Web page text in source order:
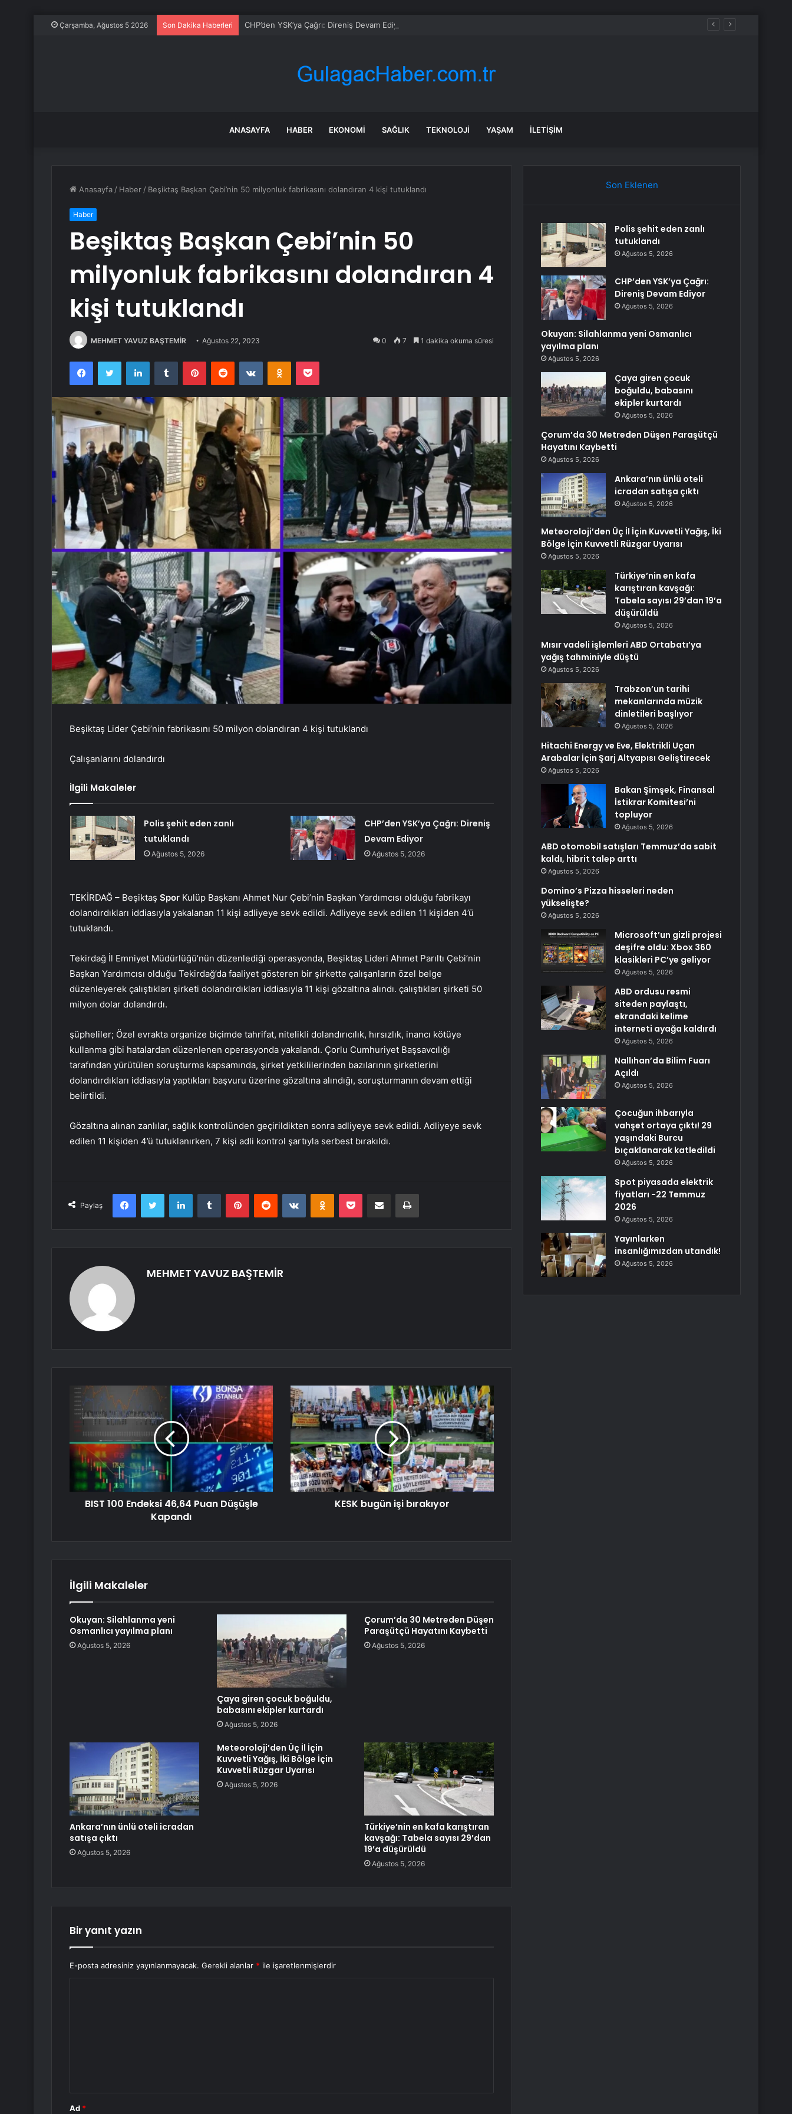
Çarşamba, Ağustos 5 2026 Son Dakika Haberleri CHP’den YSK’ya Çağrı: Direniş Devam Ediyor
ANASAYFA HABER EKONOMI SAĞLIK TEKNOLOJI YAŞAM İLETIŞIM
Anasayfa / Haber / Beşiktaş Başkan Çebi’nin 50 milyonluk fabrikasını dolandıran 4 kişi tutuklandı
Haber
Beşiktaş Başkan Çebi’nin 50
milyonluk fabrikasını dolandıran 4
kişi tutuklandı
MEHMET YAVUZ BAŞTEMİR Ağustos 22, 2023 0 7 1 dakika okuma süresi
FacebookTwitter LinkedInTumblr PinterestReddit VKontakteOdnoklassniki
Pocket
Beşiktaş Lider Çebi’nin fabrikasını 50 milyon dolandıran 4 kişi tutuklandı
Çalışanlarını dolandırdı
İlgili Makaleler
Polis şehit eden zanlı
tutuklandı
Ağustos 5, 2026
CHP’den YSK’ya Çağrı: Direniş
Devam Ediyor
Ağustos 5, 2026
TEKİRDAĞ – Beşiktaş Spor Kulüp Başkanı Ahmet Nur Çebi’nin Başkan Yardımcısı olduğu fabrikayı
dolandırdıkları iddiasıyla yakalanan 11 kişi adliyeye sevk edildi. Adliyeye sevk edilen 11 kişiden 4’ü
tutuklandı.
Tekirdağ İl Emniyet Müdürlüğü’nün düzenlediği operasyonda, Beşiktaş Lideri Ahmet Parıltı Çebi’nin
Başkan Yardımcısı olduğu Tekirdağ’da faaliyet gösteren bir şirkette çalışanların özel belge
düzenleyerek çalıştıkları şirketi dolandırdıkları iddiasıyla 11 kişi gözaltına alındı. çalıştıkları şirketi 50
milyon dolar dolandırdı.
şüpheliler; Özel evrakta organize biçimde tahrifat, nitelikli dolandırıcılık, hırsızlık, inancı kötüye
kullanma gibi hatalardan düzenlenen operasyonda yakalandı. Çorlu Cumhuriyet Başsavcılığı
tarafından yürütülen soruşturma kapsamında, şirket yetkililerinden bazılarının şirketlerini
dolandırdıkları iddiasıyla yaptıkları başvuru üzerine gözaltına alındığı, soruşturmanın devam ettiği
belirtildi.
Gözaltına alınan zanlılar, sağlık kontrolünden geçirildikten sonra adliyeye sevk edildi. Adliyeye sevk
edilen 11 kişiden 4’ü tutuklanırken, 7 kişi adli kontrol şartıyla serbest bırakıldı.
Paylaş
FacebookTwitter LinkedInTumblr PinterestReddit VKontakteOdnoklassniki
Pocket E-Posta ile paylaş Yazdır
MEHMET YAVUZ BAŞTEMİR
BIST 100 Endeksi 46,64 Puan Düşüşle
Kapandı
KESK bugün işi bırakıyor
İlgili Makaleler
Okuyan: Silahlanma yeni
Osmanlıcı yayılma planı
Ağustos 5, 2026
Çaya giren çocuk boğuldu,
babasını ekipler kurtardı
Ağustos 5, 2026
Çorum’da 30 Metreden Düşen
Paraşütçü Hayatını Kaybetti
Ağustos 5, 2026
Ankara’nın ünlü oteli icradan
satışa çıktı
Ağustos 5, 2026
Meteoroloji’den Üç İl İçin
Kuvvetli Yağış, İki Bölge İçin
Kuvvetli Rüzgar Uyarısı
Ağustos 5, 2026
Türkiye’nin en kafa karıştıran
kavşağı: Tabela sayısı 29’dan
19’a düşürüldü
Ağustos 5, 2026
Bir yanıt yazın
E-posta adresiniz yayınlanmayacak. Gerekli alanlar * ile işaretlenmişlerdir
Ad *
Son Eklenen
Polis şehit eden zanlı
tutuklandı
Ağustos 5, 2026
CHP’den YSK’ya Çağrı:
Direniş Devam Ediyor
Ağustos 5, 2026
Okuyan: Silahlanma yeni Osmanlıcı
yayılma planı
Ağustos 5, 2026
Çaya giren çocuk
boğuldu, babasını
ekipler kurtardı
Ağustos 5, 2026
Çorum’da 30 Metreden Düşen Paraşütçü
Hayatını Kaybetti
Ağustos 5, 2026
Ankara’nın ünlü oteli
icradan satışa çıktı
Ağustos 5, 2026
Meteoroloji’den Üç İl İçin Kuvvetli Yağış, İki
Bölge İçin Kuvvetli Rüzgar Uyarısı
Ağustos 5, 2026
Türkiye’nin en kafa
karıştıran kavşağı:
Tabela sayısı 29’dan 19’a
düşürüldü
Ağustos 5, 2026
Mısır vadeli işlemleri ABD Ortabatı’ya
yağış tahminiyle düştü
Ağustos 5, 2026
Trabzon’un tarihi
mekanlarında müzik
dinletileri başlıyor
Ağustos 5, 2026
Hitachi Energy ve Eve, Elektrikli Uçan
Arabalar İçin Şarj Altyapısı Geliştirecek
Ağustos 5, 2026
Bakan Şimşek, Finansal
İstikrar Komitesi’ni
topluyor
Ağustos 5, 2026
ABD otomobil satışları Temmuz’da sabit
kaldı, hibrit talep arttı
Ağustos 5, 2026
Domino’s Pizza hisseleri neden
yükselişte?
Ağustos 5, 2026
Microsoft’un gizli projesi
deşifre oldu: Xbox 360
klasikleri PC’ye geliyor
Ağustos 5, 2026
ABD ordusu resmi
siteden paylaştı,
ekrandaki kelime
interneti ayağa kaldırdı
Ağustos 5, 2026
Nallıhan’da Bilim Fuarı
Açıldı
Ağustos 5, 2026
Çocuğun ihbarıyla
vahşet ortaya çıktı! 29
yaşındaki Burcu
bıçaklanarak katledildi
Ağustos 5, 2026
Spot piyasada elektrik
fiyatları -22 Temmuz
2026
Ağustos 5, 2026
Yayınlarken
insanlığımızdan utandık!
Ağustos 5, 2026